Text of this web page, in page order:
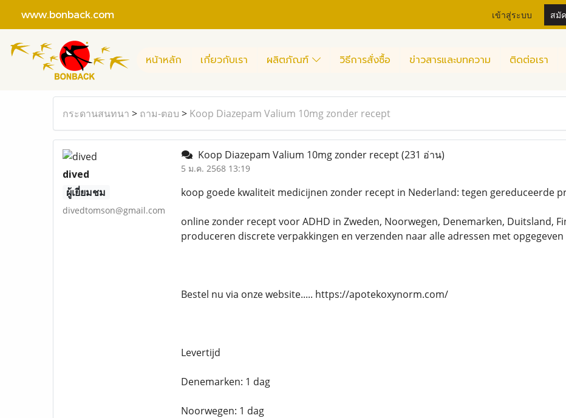
www.bonback.com เข้าสู่ระบบ สมั
หน้าหลัก เกี่ยวกับเรา ผลิตภัณฑ์ วิธีการสั่งซื้อ ข่าวสารและบทความ ติดต่อเรา
กระดานสนทนา > ถาม-ตอบ > Koop Diazepam Valium 10mg zonder recept
dived
ผู้เยี่ยมชม
divedtomson@gmail.com
Koop Diazepam Valium 10mg zonder recept(231 อ่าน)
5 ม.ค. 2568 13:19
koop goede kwaliteit medicijnen zonder recept in Nederland: tegen gereduceerde
online zonder recept voor ADHD in Zweden, Noorwegen, Denemarken, Duitsland,
produceren discrete verpakkingen en verzenden naar alle adressen met
Bestel nu via onze website..... https://apotekoxynorm.com/
Levertijd
Denemarken: 1 dag
Noorwegen: 1 dag